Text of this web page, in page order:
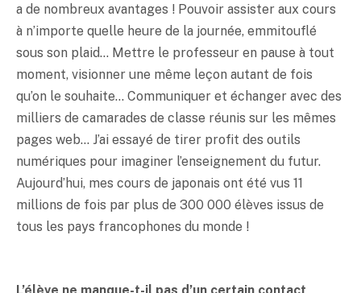
a de nombreux avantages ! Pouvoir assister aux cours
à n’importe quelle heure de la journée, emmitouflé
sous son plaid… Mettre le professeur en pause à tout
moment, visionner une même leçon autant de fois
qu’on le souhaite… Communiquer et échanger avec des
milliers de camarades de classe réunis sur les mêmes
pages web… J’ai essayé de tirer profit des outils
numériques pour imaginer l’enseignement du futur.
Aujourd’hui, mes cours de japonais ont été vus 11
millions de fois par plus de 300 000 élèves issus de
tous les pays francophones du monde !